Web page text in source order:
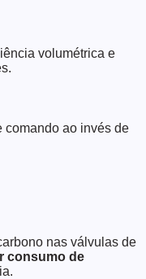
volumétrica e
comando ao invés de
nas válvulas de
consumo de